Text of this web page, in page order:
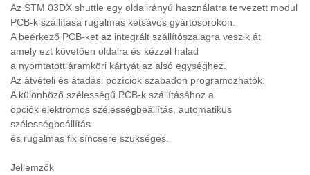
GÉPÉPÍTÉS (8)
GŐZFEJLESZTŐ,GŐZKAZÁN
GYÓGYSZERIPAR (4)
GYORSKAPU
HAJTÓMŰVEK
(9)
HIDRAULIKA (33)
HIDROCIKLON
Az STM 03DX shuttle egy oldalirányú használatra tervezett modul
PCB-k szállítása rugalmas kétsávos gyártósorokon.
A beérkező PCB-ket az integrált szállítószalagra veszik át
amely ezt követően oldalra és kézzel halad
a nyomtatott áramköri kártyát az alsó egységhez.
Az átvételi és átadási pozíciók szabadon programozhatók.
A különböző szélességű PCB-k szállításához a
opciók elektromos szélességbeállítás, automatikus
szélességbeállítás
és rugalmas fix síncsere szükséges.
Jellemzők